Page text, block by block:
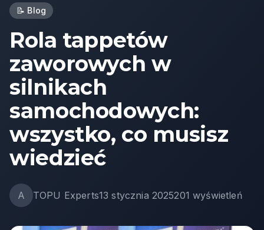
📝 Blog
Rola tappetów
zaworowych w
silnikach
samochodowych:
wszystko, co musisz
wiedzieć
A TOPU Experts13 stycznia 2025201 wyświetleń